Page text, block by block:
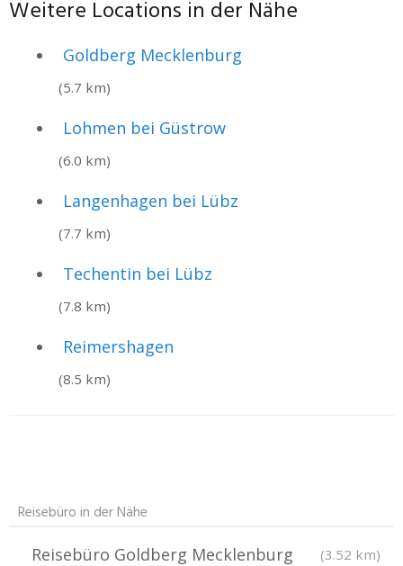
Weitere Locations in der Nähe
Goldberg Mecklenburg
(5.7 km)
Lohmen bei Güstrow
(6.0 km)
Langenhagen bei Lübz
(7.7 km)
Techentin bei Lübz
(7.8 km)
Reimershagen
(8.5 km)
Reisebüro in der Nähe
Reisebüro Goldberg Mecklenburg (3.52 km)